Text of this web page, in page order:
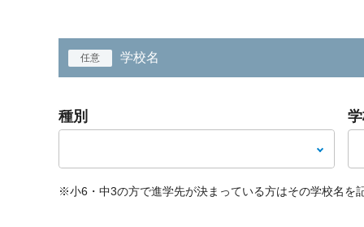
任意 学校名
種別
※小6・中3の方で進学先が決まっている方はその学校名を